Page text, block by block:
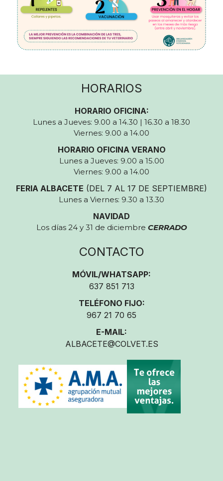
HORARIOS
HORARIO OFICINA:
Lunes a Jueves: 9.00 a 14.30 | 16.30 a 18.30
Viernes: 9.00 a 14.00
HORARIO OFICINA VERANO
Lunes a Jueves: 9.00 a 15.00
Viernes: 9.00 a 14.00
FERIA ALBACETE (DEL 7 AL 17 DE SEPTIEMBRE)
Lunes a Viernes: 9.30 a 13.30
NAVIDAD
Los días 24 y 31 de diciembre CERRADO
CONTACTO
MÓVIL/WHATSAPP:
637 851 713
TELÉFONO FIJO:
967 21 70 65
E-MAIL:
ALBACETE@COLVET.ES